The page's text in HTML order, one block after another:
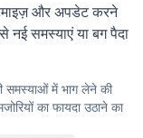
और अपडेट करने
समस्याएं या बग पैदा
समस्याओं में भाग लेने की
का फायदा उठाने का